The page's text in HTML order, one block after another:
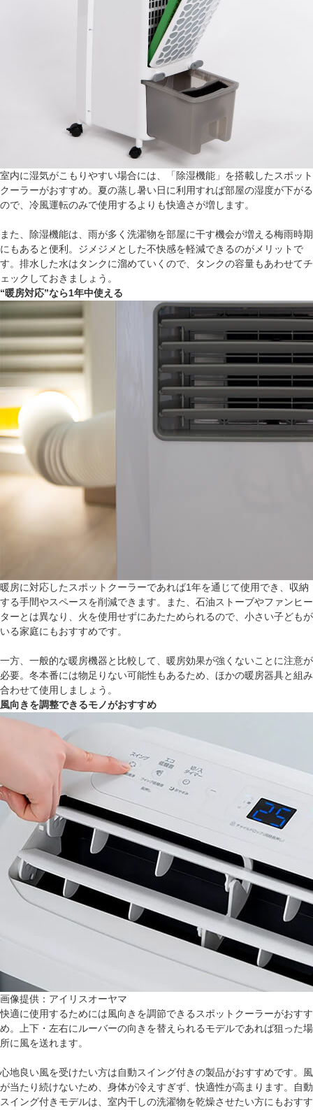
室内に湿気がこもりやすい場合には、「除湿機能」を搭載したスポット
クーラーがおすすめ。夏の蒸し暑い日に利用すれば部屋の湿度が下がる
ので、冷風運転のみで使用するよりも快適さが増します。
また、除湿機能は、雨が多く洗濯物を部屋に干す機会が増える梅雨時期
にもあると便利。ジメジメとした不快感を軽減できるのがメリットで
す。排水した水はタンクに溜めていくので、タンクの容量もあわせてチ
ェックしておきましょう。
“暖房対応”なら1年中使える
暖房に対応したスポットクーラーであれば1年を通じて使用でき、収納
する手間やスペースを削減できます。また、石油ストーブやファンヒー
ターとは異なり、火を使用せずにあたためられるので、小さい子どもが
いる家庭にもおすすめです。
一方、一般的な暖房機器と比較して、暖房効果が強くないことに注意が
必要。冬本番には物足りない可能性もあるため、ほかの暖房器具と組み
合わせて使用しましょう。
風向きを調整できるモノがおすすめ
画像提供：アイリスオーヤマ
快適に使用するためには風向きを調節できるスポットクーラーがおすす
め。上下・左右にルーバーの向きを替えられるモデルであれば狙った場
所に風を送れます。
心地良い風を受けたい方は自動スイング付きの製品がおすすめです。風
が当たり続けないため、身体が冷えすぎず、快適性が高まります。自動
スイング付きモデルは、室内干しの洗濯物を乾燥させたい方にもおすす